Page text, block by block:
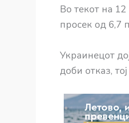
Во текот на
просек од 6,7
Украинецот
доби отказ,